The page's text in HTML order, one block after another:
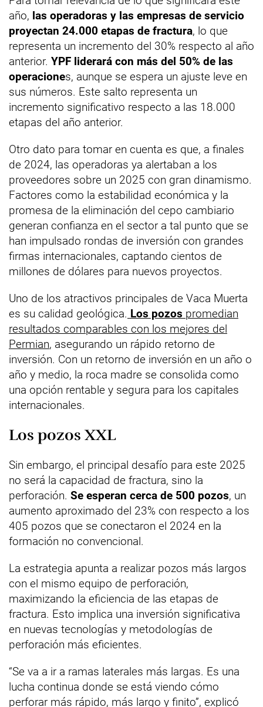
año, las operadoras y las empresas de servicio
proyectan 24.000 etapas de fractura, lo que
representa un incremento del 30% respecto al año
anterior. YPF liderará con más del 50% de las
operaciones, aunque se espera un ajuste leve en
sus números. Este salto representa un
incremento significativo respecto a las 18.000
etapas del año anterior.
Otro dato para tomar en cuenta es que, a finales
de 2024, las operadoras ya alertaban a los
proveedores sobre un 2025 con gran dinamismo.
Factores como la estabilidad económica y la
promesa de la eliminación del cepo cambiario
generan confianza en el sector a tal punto que se
han impulsado rondas de inversión con grandes
firmas internacionales, captando cientos de
millones de dólares para nuevos proyectos.
Uno de los atractivos principales de Vaca Muerta
es su calidad geológica. Los pozos promedian
resultados comparables con los mejores del
Permian, asegurando un rápido retorno de
inversión. Con un retorno de inversión en un año o
año y medio, la roca madre se consolida como
una opción rentable y segura para los capitales
internacionales.
Los pozos XXL
Sin embargo, el principal desafío para este 2025
no será la capacidad de fractura, sino la
perforación. Se esperan cerca de 500 pozos, un
aumento aproximado del 23% con respecto a los
405 pozos que se conectaron el 2024 en la
formación no convencional.
La estrategia apunta a realizar pozos más largos
con el mismo equipo de perforación,
maximizando la eficiencia de las etapas de
fractura. Esto implica una inversión significativa
en nuevas tecnologías y metodologías de
perforación más eficientes.
“Se va a ir a ramas laterales más largas. Es una
lucha continua donde se está viendo cómo
perforar más rápido, más largo y finito”, explicó